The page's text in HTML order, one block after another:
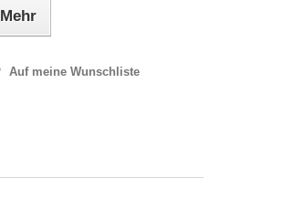
Mehr
Auf meine Wunschliste